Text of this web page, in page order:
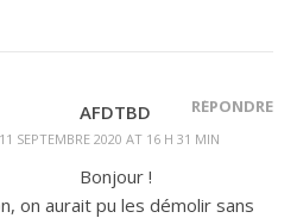
AFDTBD
11 SEPTEMBRE 2020 AT 16 H 31 MIN
RÉPONDRE
Bonjour !
on aurait pu les démolir sans